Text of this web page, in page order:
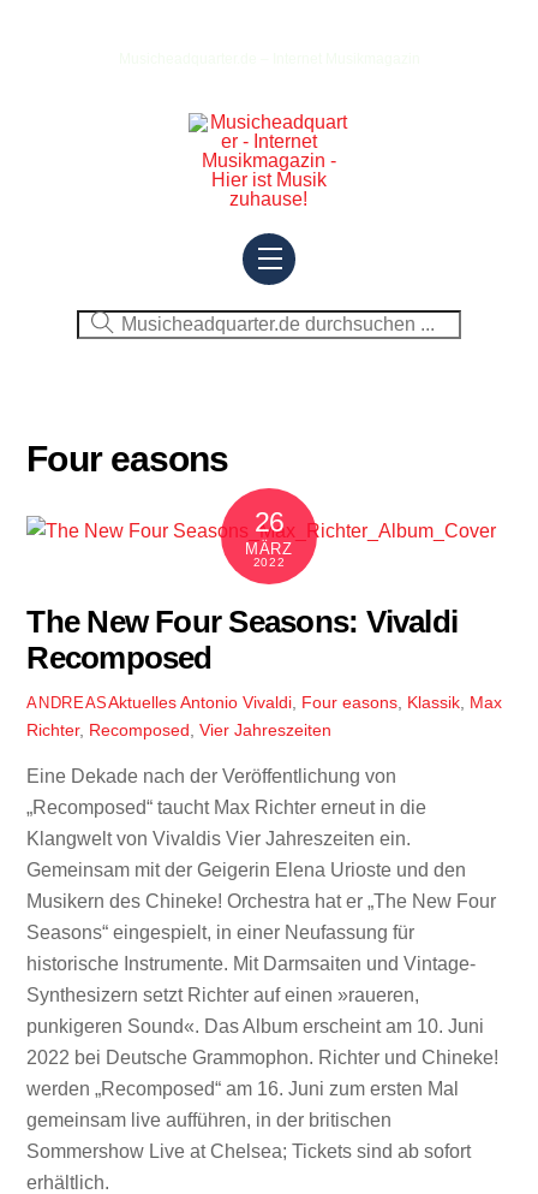
Menu
Four easons
26
MÄRZ
2022
The New Four Seasons: Vivaldi
Recomposed
ANDREASAktuellesAntonio Vivaldi, Four easons, Klassik, Max
Richter, Recomposed ,Vier Jahreszeiten
Eine Dekade nach der Veröffentlichung von
„Recomposed“ taucht Max Richter erneut in die
Klangwelt von Vivaldis Vier Jahreszeiten ein.
Gemeinsam mit der Geigerin Elena Urioste und den
Musikern des Chineke! Orchestra hat er „The New Four
Seasons“ eingespielt, in einer Neufassung für
historische Instrumente. Mit Darmsaiten und Vintage-
Synthesizern setzt Richter auf einen »raueren,
punkigeren Sound«. Das Album erscheint am 10. Juni
2022 bei Deutsche Grammophon. Richter und Chineke!
werden „Recomposed“ am 16. Juni zum ersten Mal
gemeinsam live aufführen, in der britischen
Sommershow Live at Chelsea; Tickets sind ab sofort
erhältlich.